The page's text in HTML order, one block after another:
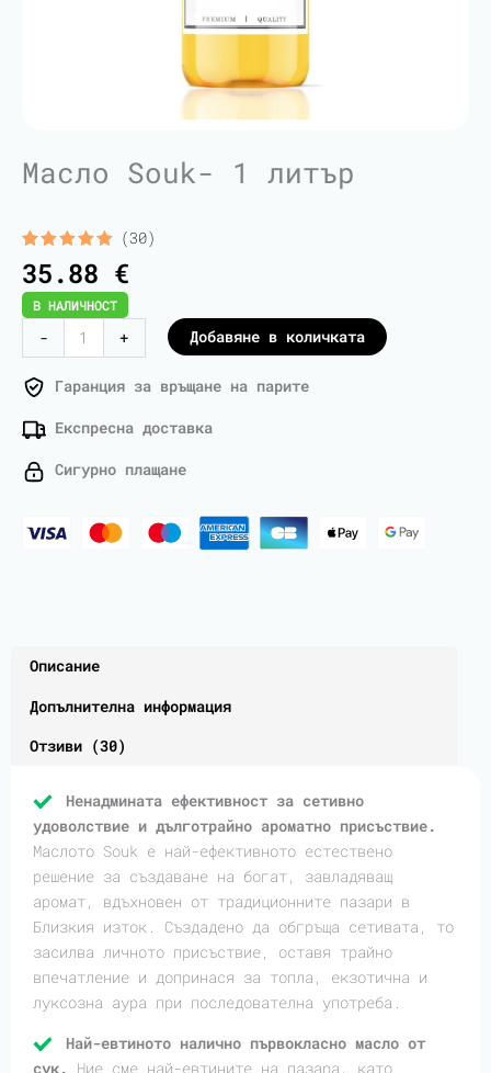
Масло Souk- 1 литър
Оценен
5.00 от 5,
базирано
на
30
потребителски
оценки
(30)
35.88 €
В НАЛИЧНОСТ
-
количество
за
Souk
-
Liter
+ Добавяне в количката
Гаранция за връщане на парите
Експресна доставка
Сигурно плащане
Описание
Допълнителна информация
Отзиви (30)
Ненадмината ефективност за сетивно
удоволствие и дълготрайно ароматно присъствие.
Маслото Souk е най-ефективното естествено
решение за създаване на богат, завладяващ
аромат, вдъхновен от традиционните пазари в
Близкия изток. Създадено да обгръща сетивата, то
засилва личното присъствие, оставя трайно
впечатление и допринася за топла, екзотична и
луксозна аура при последователна употреба.
Най-евтиното налично първокласно масло от
сук. Ние сме най-евтините на пазара, като